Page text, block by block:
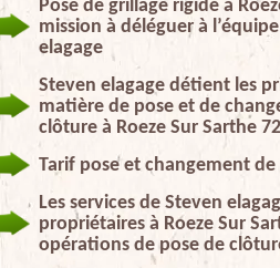
Pose de grillage rigide à
mission à déléguer à
elagage
Steven elagage détient les
matière de pose et de
clôture à Roeze Sur Sarthe
Tarif pose et changement
Les services de Steven
propriétaires à Roeze Sur
opérations de pose de